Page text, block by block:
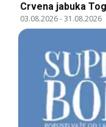
Crvena jabuka
03.08.2026-31.08.2026